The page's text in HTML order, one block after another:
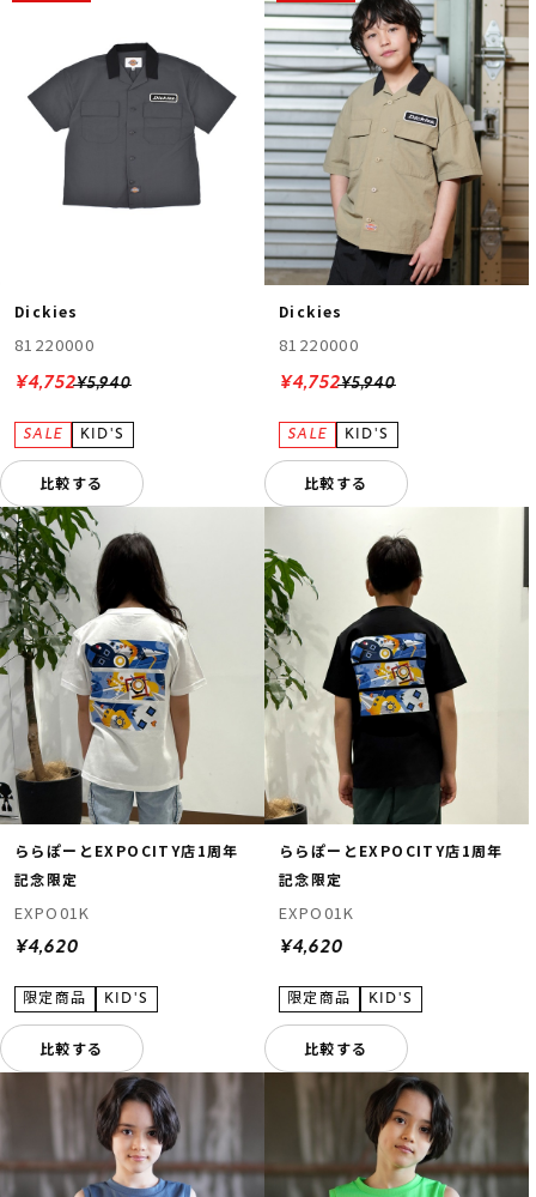
Dickies
81220000
¥5,940
¥4,752
比較する
Dickies
81220000
¥5,940
¥4,752
比較する
ららぽーとEXPOCITY店1周年
記念限定
EXPO01K
¥4,620
比較する
ららぽーとEXPOCITY店1周年
記念限定
EXPO01K
¥4,620
比較する